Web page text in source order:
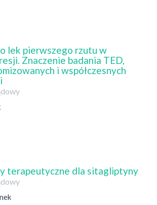
subskrypcję
lek pierwszego rzutu w
Znaczenie badania TED,
i współczesnych
subskrypcję
terapeutyczne dla sitagliptyny